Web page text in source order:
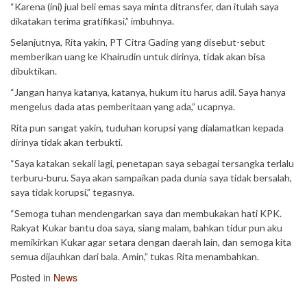
“Karena (ini) jual beli emas saya minta ditransfer, dan itulah saya
dikatakan terima gratifikasi,” imbuhnya.
Selanjutnya, Rita yakin, PT Citra Gading yang disebut-sebut
memberikan uang ke Khairudin untuk dirinya, tidak akan bisa
dibuktikan.
“Jangan hanya katanya, katanya, hukum itu harus adil. Saya hanya
mengelus dada atas pemberitaan yang ada,” ucapnya.
Rita pun sangat yakin, tuduhan korupsi yang dialamatkan kepada
dirinya tidak akan terbukti.
“Saya katakan sekali lagi, penetapan saya sebagai tersangka terlalu
terburu-buru. Saya akan sampaikan pada dunia saya tidak bersalah,
saya tidak korupsi,” tegasnya.
“Semoga tuhan mendengarkan saya dan membukakan hati KPK.
Rakyat Kukar bantu doa saya, siang malam, bahkan tidur pun aku
memikirkan Kukar agar setara dengan daerah lain, dan semoga kita
semua dijauhkan dari bala. Amin,” tukas Rita menambahkan.
Posted in News